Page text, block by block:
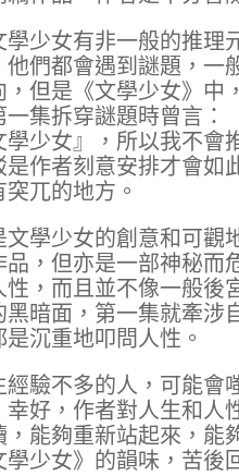
學少女有非一般的推理
他們都會遇到謎題，一
，但是《文學少女》中
一集拆穿謎題時曾言
學少女』，所以我不會
是作者刻意安排才會如
兀的地方。
文學少女的創意和可觀
品，但亦是一部神秘而
性，而且並不像一般後
黑暗面，第一集就牽涉
沉重地叩問人性。
經驗不多的人，可能會
幸好，作者對人生和人
，能夠重新站起來，能
少女》的韻味，苦後